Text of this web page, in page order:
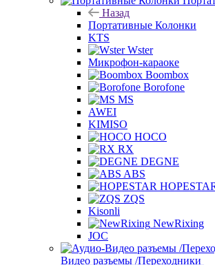
Назад
Портативные Колонки
KTS
Wster
Микрофон-караоке
Boombox
Borofone
MS
AWEI
KIMISO
HOCO
RX
DEGNE
ABS
ZQS
Kisonli
NewRixing
JOC
Видео разъемы /Переходники